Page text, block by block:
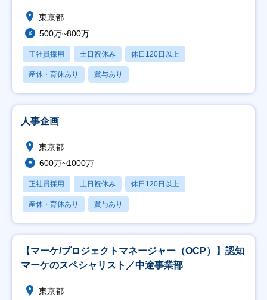
東京都
500万~800万
正社員採用 土日祝休み 休日120日以上
産休・育休あり 賞与あり
人事企画
東京都
600万~1000万
正社員採用 土日祝休み 休日120日以上
産休・育休あり 賞与あり
【マーケ/プロジェクトマネージャー（OCP）】認知
マーケのスペシャリスト／中途事業部
東京都